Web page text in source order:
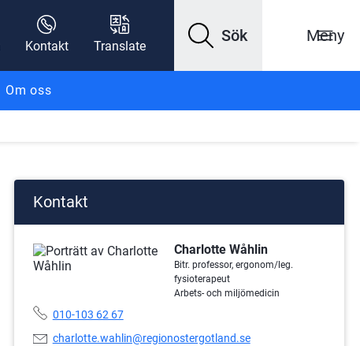
Kontakt Translate
Sök Meny
Om oss
Kontakt
Charlotte Wåhlin
Bitr. professor, ergonom/leg.
fysioterapeut
Arbets- och miljömedicin
Telefonnummer:
010-103 62 67
E-
charlotte.wahlin@regionostergotland.se